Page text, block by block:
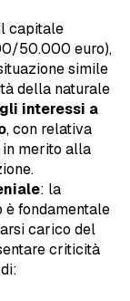
capitale
50.000 euro),
simile
della naturale
interessi a
, con relativa
merito alla
: la
fondamentale
carico del
criticità